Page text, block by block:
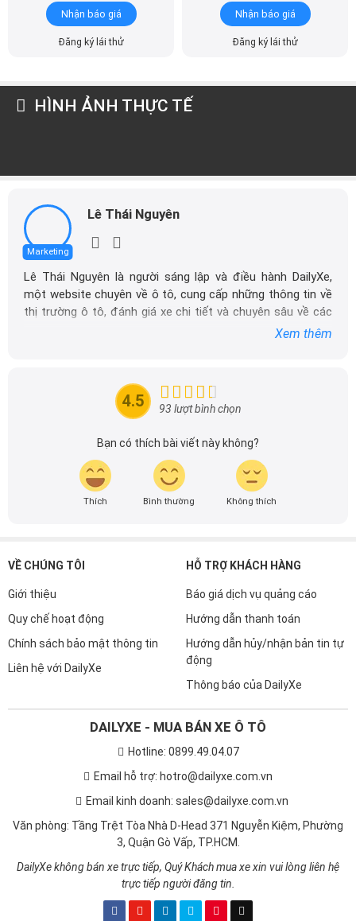
Nhận báo giá
Đăng ký lái thử
Nhận báo giá
Đăng ký lái thử
HÌNH ẢNH THỰC TẾ
Marketing
Lê Thái Nguyên
Lê Thái Nguyên là người sáng lập và điều hành DailyXe,
một website chuyên về ô tô, cung cấp những thông tin về
thị trường ô tô, đánh giá xe chi tiết và chuyên sâu về các
đầu cho những người yêu thích ô tô tại Việt Nam. Hãy
theo dõi tôi để cập nhật thông tin về thị trường ô tô
Xem thêm
4.5 93 lượt bình chọn
Bạn có thích bài viết này không?
Thích Bình thường Không thích
VỀ CHÚNG TÔI
Giới thiệu
Quy chế hoạt động
Chính sách bảo mật thông tin
Liên hệ với DailyXe
HỖ TRỢ KHÁCH HÀNG
Báo giá dịch vụ quảng cáo
Hướng dẫn thanh toán
Hướng dẫn hủy/nhận bản tin tự
động
Thông báo của DailyXe
DAILYXE - MUA BÁN XE Ô TÔ
Hotline: 0899.49.04.07
Email hỗ trợ: hotro@dailyxe.com.vn
Email kinh doanh: sales@dailyxe.com.vn
Văn phòng: Tầng Trệt Tòa Nhà D-Head 371 Nguyễn Kiệm, Phường
3, Quận Gò Vấp, TP.HCM.
DailyXe không bán xe trực tiếp, Quý Khách mua xe xin vui lòng liên hệ
trực tiếp người đăng tin.